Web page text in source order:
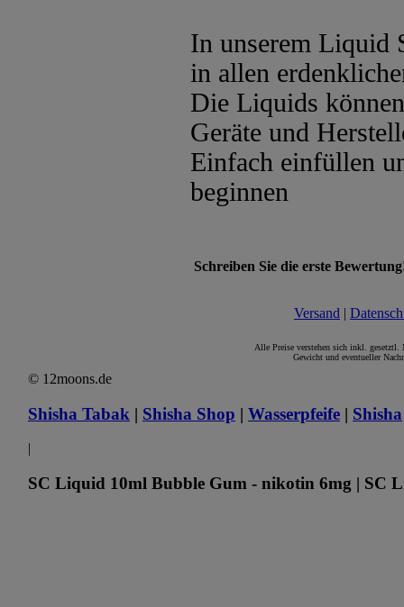
In unserem Liquid
in allen
Die Liquids
Geräte und
Einfach einfüllen
beginnen
Schreiben Sie die erste
Versand |
Alle Preise verstehen sich inkl.
Gewicht und eventueller
© 12moons.de
Shisha Tabak | Shisha Shop | Wasserpfeife | Shisha
|
SC Liquid 10ml Bubble Gum - nikotin 6mg | SC